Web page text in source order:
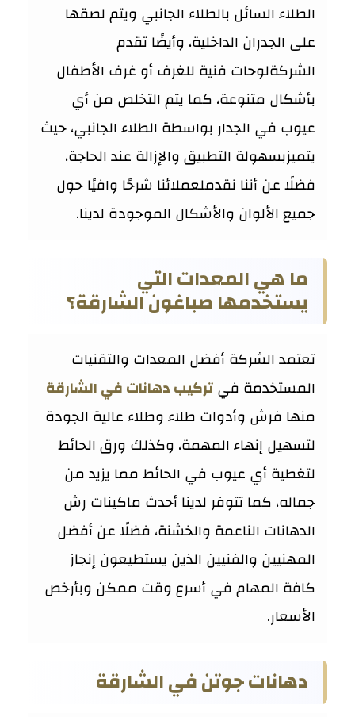
الطلاء السائل بالطلاء الجانبي ويتم لصقها
على الجدران الداخلية، وأيضًا تقدم
الشركةلوحات فنية للغرف أو غرف الأطفال
بأشكال متنوعة، كما يتم التخلص من أي
عيوب في الجدار بواسطة الطلاء الجانبي، حيث
يتميزبسهولة التطبيق والإزالة عند الحاجة،
فضلًا عن أننا نقدملعملائنا شرحًا وافيًا حول
جميع الألوان والأشكال الموجودة لدينا.
ما هي المعدات التي
يستخدمها صباغون الشارقة؟
تعتمد الشركة أفضل المعدات والتقنيات
المستخدمة فيتركيب دهانات في الشارقة
منها فرش وأدوات طلاء وطلاء عالية الجودة
لتسهيل إنهاء المهمة، وكذلك ورق الحائط
لتغطية أي عيوب في الحائط مما يزيد من
جماله، كما تتوفر لدينا أحدث ماكينات رش
الدهانات الناعمة والخشنة، فضلًا عن أفضل
المهنيين والفنيين الذين يستطيعون إنجاز
كافة المهام في أسرع وقت ممكن وبأرخص
الأسعار.
دهانات جوتن في الشارقة